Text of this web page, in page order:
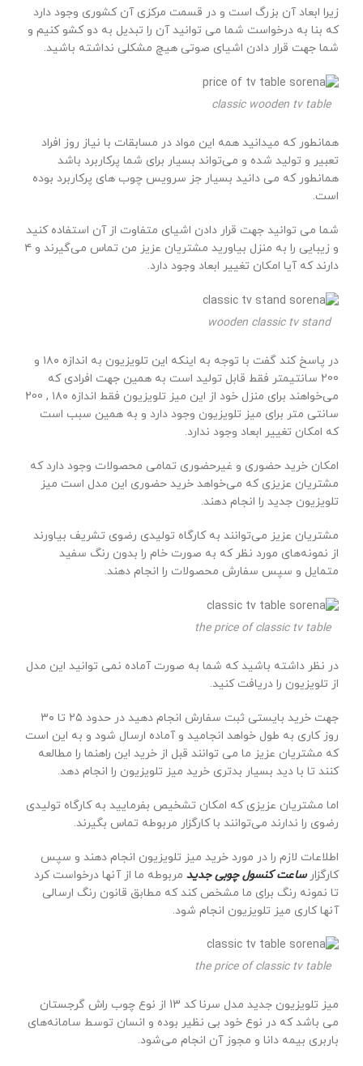
زیرا ابعاد آن بزرگ است و در قسمت مرکزی آن کشوری وجود دارد
که بنا به درخواست شما می توانید آن را تبدیل به دو کشو کنیم و
شما جهت قرار دادن اشیای صوتی هیچ مشکلی نداشته باشید.
classic wooden tv table
همانطور که میدانید همه این مواد در مسابقات با نیاز روز افراد
تعبیر و تولید شده و می‌تواند بسیار برای شما پرکاربرد باشد
همانطور که می دانید بسیار جز سرویس چوب های پرکاربرد بوده
است.
شما می توانید جهت قرار دادن اشیای متفاوت از آن استفاده کنید
و زیبایی را به منزل بیاورید مشتریان عزیز من تماس می‌گیرند و ۴
دارند که آیا امکان تغییر ابعاد وجود دارد.
wooden classic tv stand
در پاسخ کند گفت با توجه به اینکه این تلویزیون به اندازه ۱۸۰ و
200 سانتیمتر فقط قابل تولید است به همین جهت افرادی که
می‌خواهند برای منزل خود از این میز تلویزیون فقط اندازه ۱۸۰ , 200
سانتی متر برای میز تلویزیون وجود دارد و به همین سبب است
که امکان تغییر ابعاد وجود ندارد.
امکان خرید حضوری و غیرحضوری تمامی محصولات وجود دارد که
مشتریان عزیزی که می‌خواهد خرید حضوری این مدل است میز
تلویزیون جدید را انجام دهند.
مشتریان عزیز می‌توانند به کارگاه تولیدی رضوی تشریف بیاورند
از نمونه‌های مورد نظر که به صورت خام را بدون رنگ سفید
متمایل و سپس سفارش محصولات را انجام دهند.
the price of classic tv table
در نظر داشته باشید که شما به صورت آماده نمی توانید این مدل
از تلویزیون را دریافت کنید.
جهت خرید بایستی ثبت سفارش انجام دهید در حدود ۲۵ تا ۳۰
روز کاری به طول خواهد انجامید و آماده ارسال شود و به این است
که مشتریان عزیز ما می توانند قبل از خرید این راهنما را مطالعه
کنند تا با دید بسیار بدتری خرید میز تلویزیون را انجام دهد.
اما مشتریان عزیزی که امکان تشخیص بفرمایید به کارگاه تولیدی
رضوی را ندارند می‌توانند با کارگزار مربوطه تماس بگیرند.
اطلاعات لازم را در مورد خرید میز تلویزیون انجام دهند و سپس
کارگزارساعت کنسول چوبی جدید مربوطه ما از آنها درخواست کرد
تا نمونه رنگ برای ما مشخص کند که مطابق قانون رنگ ارسالی
آنها کاری میز تلویزیون انجام شود.
the price of classic tv table
میز تلویزیون جدید مدل سرنا کد 13 از نوع چوب راش گرجستان
می باشد که در نوع خود بی نظیر بوده و انسان توسط سامانه‌های
باربری بیمه دانا و مجوز آن انجام می‌شود.